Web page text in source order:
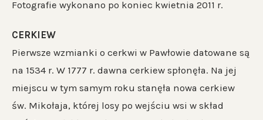
Fotografie wykonano po koniec kwietnia 2011 r.
CERKIEW
Pierwsze wzmianki o cerkwi w Pawłowie datowane są
na 1534 r. W 1777 r. dawna cerkiew spłonęła. Na jej
miejscu w tym samym roku stanęła nowa cerkiew
św. Mikołaja, której losy po wejściu wsi w skład